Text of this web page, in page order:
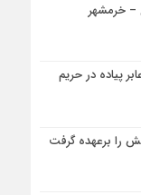
– خرمشهر
پیاده در حریم
را برعهده گرفت